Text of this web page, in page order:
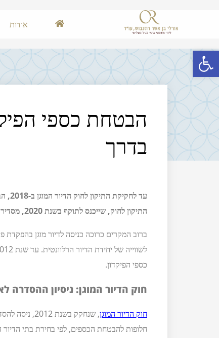
פתח סרגל נגישות
אודות
הבטחת כספי
בדרך
עד
התיקון לחוק, שייכנס לתוקף בשנת 2020, מסדיר סוף סוף את הנושא
ברוב המקרים כרוכה כניסה לדיור מוגן
כספי הפיקדון.
חוק הדיור המוגן: ניסיון ההסדרה
חוק הדיור המוגן
, שנחקק
חלופות להבטחת הכספים, לפי בחירת בתי